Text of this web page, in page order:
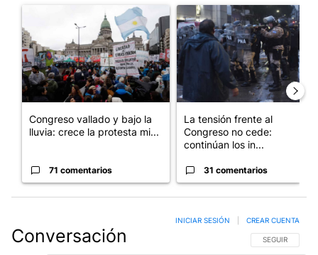
Un artículo de tendencia con el título "Congreso vallado y
Congreso vallado y bajo la
lluvia: crece la protesta mi...
71 comentarios
Un artículo de tendencia
La tensión frente al
Congreso no cede:
continúan los in...
31 comentarios
Conversación SIGA ESTA
SEGUIR
INICIAR SESIÓN CREAR CUENTA